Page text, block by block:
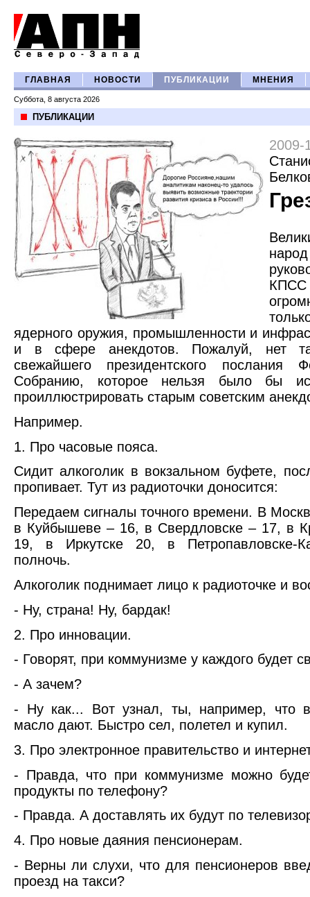
ГЛАВНАЯ НОВОСТИ ПУБЛИКАЦИИ МНЕНИЯ
Суббота, 8 августа 2026
ПУБЛИКАЦИИ
2009-
ядерного оружия, промышленности и
и в сфере анекдотов. Пожалуй, нет
свежайшего президентского послания
Собранию, которое нельзя было бы
проиллюстрировать старым советским
Например.
1. Про часовые пояса.
Сидит алкоголик в вокзальном буфете,
пропивает. Тут из радиоточки доносится:
Передаем сигналы точного времени. В
в Куйбышеве – 16, в Свердловске – 17, в
19, в Иркутске 20, в Петропавловске-
полночь.
Алкоголик поднимает лицо к радиоточке и
- Ну, страна! Ну, бардак!
2. Про инновации.
- Говорят, при коммунизме у каждого будет
- А зачем?
- Ну как... Вот узнал, ты, например, что
масло дают. Быстро сел, полетел и купил.
3. Про электронное правительство и
- Правда, что при коммунизме можно
продукты по телефону?
- Правда. А доставлять их будут по
4. Про новые даяния пенсионерам.
- Верны ли слухи, что для пенсионеров
проезд на такси?